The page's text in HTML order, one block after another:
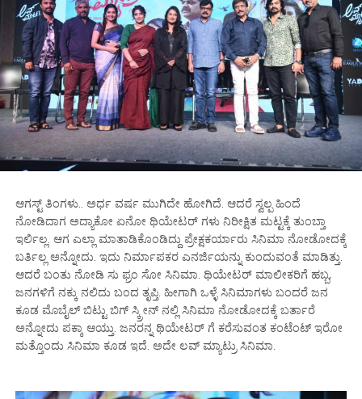
ಆಗಸ್ಟ್ ತಿಂಗಳು.. ಅರ್ಧ ವರ್ಷ ಮುಗಿದೇ ಹೋಗಿದೆ. ಆದರೆ ಸ್ವಲ್ಪ ಹಿಂದೆ
ನೋಡಿದಾಗ ಅದ್ಯಾಕೋ ಏನೋ ಥಿಯೇಟರ್ ಗಳು ನಿರೀಕ್ಷಿತ ಮಟ್ಟಕ್ಕೆ ತುಂಬ್ತಾ
ಇರ್ಲಿಲ್ಲ. ಆಗ ಎಲ್ಲಾ ಮಾತಾಡಿಕೊಂಡಿದ್ದು ಪ್ರೇಕ್ಷಕರ್ಯಾರು ಸಿನಿಮಾ ನೋಡೋದಕ್ಕೆ
ಬರ್ತಿಲ್ಲ ಅನ್ನೋದು. ಇದು ನಿರ್ಮಾಪಕರ ಎನರ್ಜಿಯನ್ನು ಕುಂದುವಂತೆ ಮಾಡಿತ್ತು.
ಆದರೆ ಬಂತು ನೋಡಿ ಸು ಫ್ರಂ ಸೋ ಸಿನಿಮಾ. ಥಿಯೇಟರ್ ಮಾಲೀಕರಿಗೆ ಹಬ್ಬ,
ಜನಗಳಿಗೆ ನಕ್ಕು ನಲಿದು ಬಂದ ತೃಪ್ತಿ. ಹೀಗಾಗಿ ಒಳ್ಳೆ ಸಿನಿಮಾಗಳು ಬಂದರೆ ಜನ
ಕೂಡ ಮೊಬೈಲ್ ಬಿಟ್ಟು ಬಿಗ್ ಸ್ಕ್ರೀನ್ ನಲ್ಲಿ ಸಿನಿಮಾ ನೋಡೋದಕ್ಕೆ ಬರ್ತಾರೆ
ಅನ್ನೋದು ಪಕ್ಕಾ ಆಯ್ತು. ಜನರನ್ನ ಥಿಯೇಟರ್ ಗೆ ಕರೆಸುವಂತ ಕಂಟೆಂಟ್ ಇರೋ
ಮತ್ತೊಂದು ಸಿನಿಮಾ ಕೂಡ ಇದೆ. ಅದೇ ಲವ್ ಮ್ಯಾಟ್ರು ಸಿನಿಮಾ.